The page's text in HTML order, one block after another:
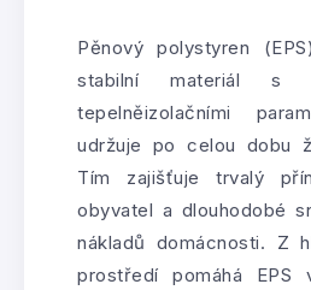
Pěnový polystyren
stabilní materiál s
tepelněizolačními
udržuje po celou dobu
Tím zajišťuje trvalý
obyvatel a dlouhodobé
nákladů domácnosti. Z
prostředí pomáhá EPS